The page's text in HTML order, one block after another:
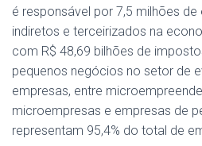
é responsável por 7,5 milhões
indiretos e terceirizados na
com R$ 48,69 bilhões de
pequenos negócios no setor de
empresas, entre
microempresas e empresas de
representam 95,4% do total de